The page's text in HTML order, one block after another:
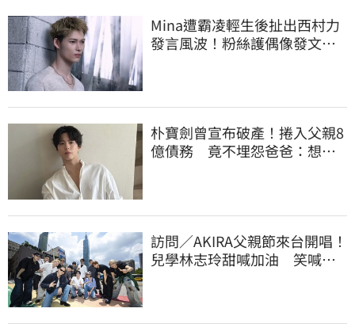
Mina遭霸凌輕生後扯出西村力
發言風波！粉絲護偶像發文：
朴寶劍曾宣布破產！捲入父親8
億債務 竟不埋怨爸爸：想成
訪問／AKIRA父親節來台開唱！
兒學林志玲甜喊加油 笑喊：